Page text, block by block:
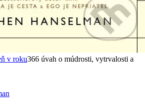
v roku366 úvah o múdrosti, vytrvalosti a